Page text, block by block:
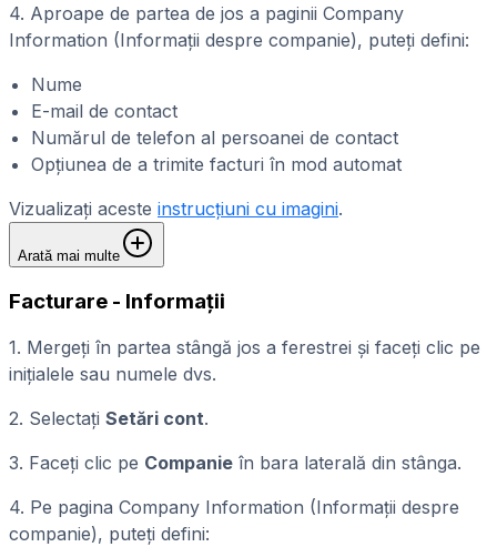
4. Aproape de partea de jos a paginii Company
Information (Informații despre companie), puteți defini:
Nume
E-mail de contact
Numărul de telefon al persoanei de contact
Opțiunea de a trimite facturi în mod automat
Vizualizați aceste instrucțiuni cu imagini.
Arată mai multe
Facturare - Informații
1. Mergeți în partea stângă jos a ferestrei și faceți clic pe
inițialele sau numele dvs.
2. Selectați Setări cont.
3. Faceți clic pe Companie în bara laterală din stânga.
4. Pe pagina Company Information (Informații despre
companie), puteți defini: